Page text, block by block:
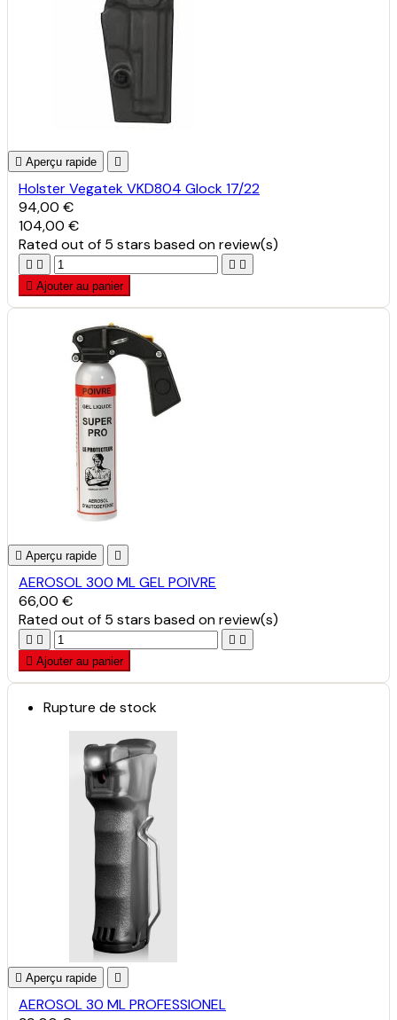
 Aperçu rapide 
Holster Vegatek VKD804 Glock 17/22
94,00 €
104,00 €
Ratedout of 5 stars based onreview(s)
   
 Ajouter au panier
 Aperçu rapide 
AEROSOL 300 ML GEL POIVRE
66,00 €
Ratedout of 5 stars based onreview(s)
   
 Ajouter au panier
Rupture de stock
 Aperçu rapide 
AEROSOL 30 ML PROFESSIONEL